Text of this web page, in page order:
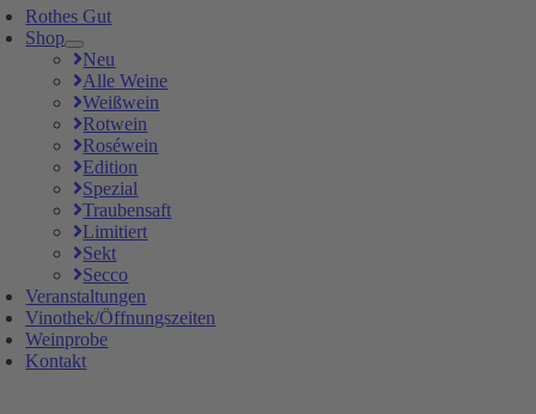
Rothes Gut
Shop
Neu
Alle Weine
Weißwein
Rotwein
Roséwein
Edition
Spezial
Traubensaft
Limitiert
Sekt
Secco
Veranstaltungen
Vinothek/Öffnungszeiten
Weinprobe
Kontakt